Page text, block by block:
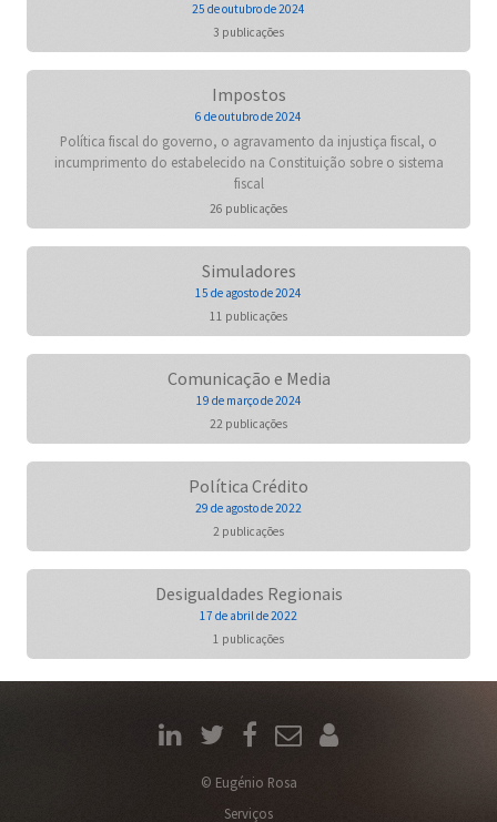
25 de outubro de 2024
3 publicações
Impostos
6 de outubro de 2024
Política fiscal do governo, o agravamento da injustiça fiscal, o
incumprimento do estabelecido na Constituição sobre o sistema
fiscal
26 publicações
Simuladores
15 de agosto de 2024
11 publicações
Comunicação e Media
19 de março de 2024
22 publicações
Política Crédito
29 de agosto de 2022
2 publicações
Desigualdades Regionais
17 de abril de 2022
1 publicações
© Eugénio Rosa
Serviços